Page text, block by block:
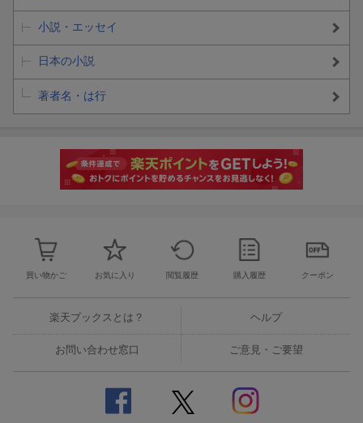
小説・エッセイ
日本の小説
著者名・は行
買い物かご お気に入り 閲覧履歴 購入履歴 クーポン
楽天ブックスとは？ ヘルプ
お問い合わせ窓口 ご意見・ご要望